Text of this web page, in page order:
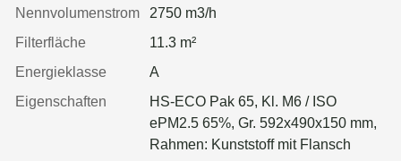
Nennvolumenstrom
2750 m3/h
Filterfläche
11.3 m²
Energieklasse
A
Eigenschaften
HS-ECO Pak 65, Kl. M6 / ISO
ePM2.5 65%, Gr. 592x490x150 mm,
Rahmen: Kunststoff mit Flansch